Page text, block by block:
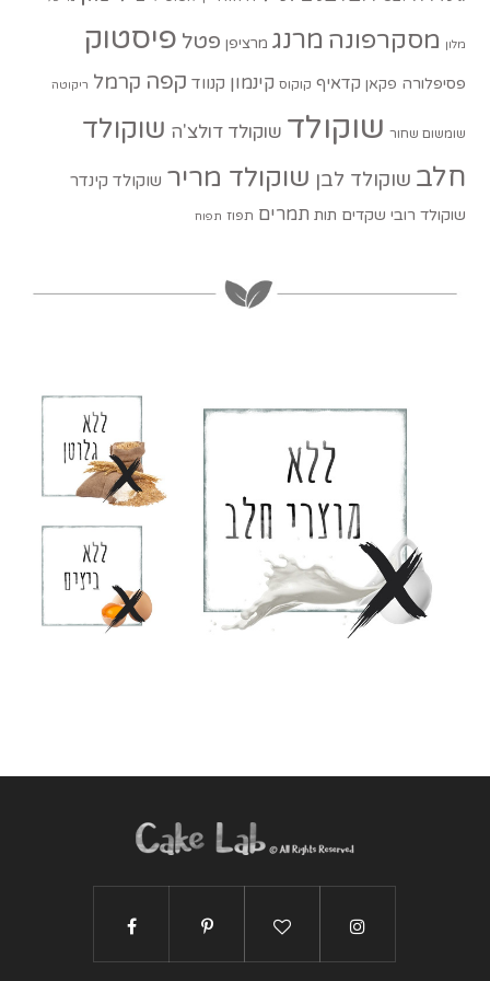
מלון מסקרפונה מרנג מרציפן פטל פיסטוק
פסיפלורה פקאן קדאיף קוקוס קינמון קנווד קפה קרמל ריקוטה
שומשום שחור שוקולד שוקולד דולצ'ה שוקולד
חלב שוקולד לבן שוקולד מריר שוקולד קינדר
שוקולד רובי שקדים תות תמרים תפוז תפוח